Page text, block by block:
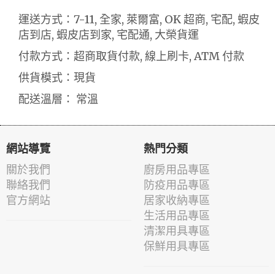
運送方式：7-11, 全家, 萊爾富, OK 超商, 宅配, 蝦皮
店到店, 蝦皮店到家, 宅配通, 大榮貨運
付款方式：超商取貨付款, 線上刷卡, ATM 付款
供貨模式：現貨
配送溫層： 常溫
網站導覽
關於我們
聯絡我們
官方網站
熱門分類
廚房用品專區
防疫用品專區
居家收納專區
生活用品專區
清潔用具專區
保鮮用具專區